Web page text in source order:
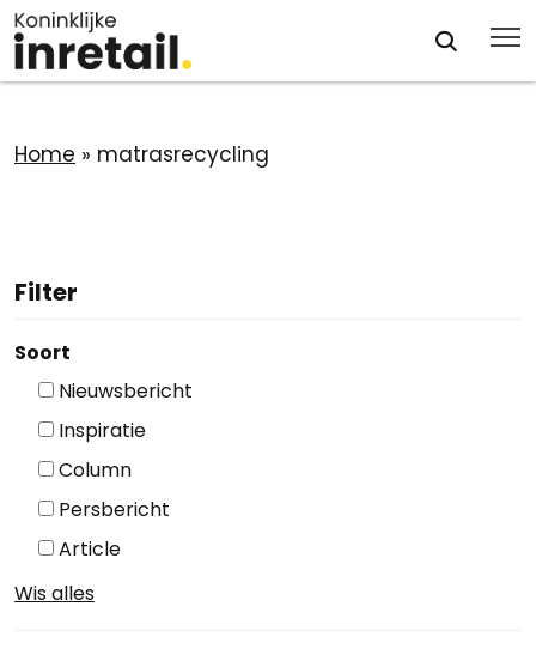
Home » matrasrecycling
Filter
Soort
Nieuwsbericht
Inspiratie
Column
Persbericht
Article
Wis alles